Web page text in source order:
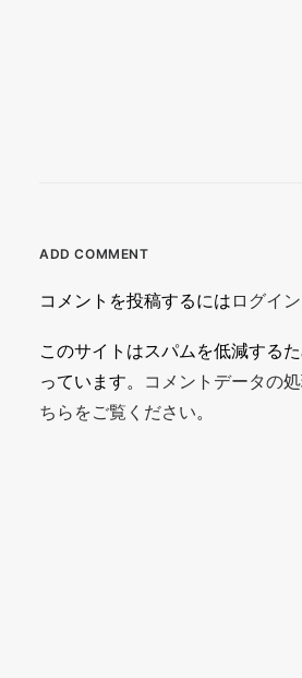
ADD COMMENT
コメントを投稿するには ログイン
このサイトはスパムを低減する
っています。 コメントデータの
ちらをご覧ください。